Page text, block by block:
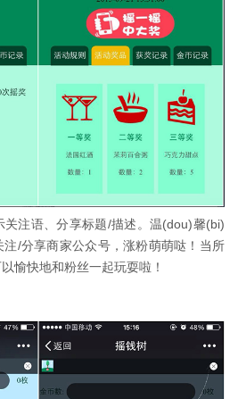
关注语、分享标题/描述。温(dou)馨(bi)
/分享商家公众号，涨粉萌萌哒！当所
愉快地和粉丝一起玩耍啦！